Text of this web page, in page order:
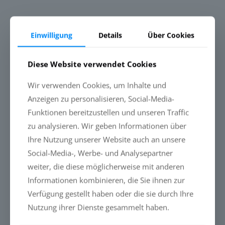
Teilen
Ähnliche Beiträge
CCM ERHÄLT INTERNATIONALEN
INNOVATIONSPREIS
Einwilligung Details Über Cookies
Diese Website verwendet Cookies
Wir verwenden Cookies, um Inhalte und
Anzeigen zu personalisieren, Social-Media-
Funktionen bereitzustellen und unseren Traffic
zu analysieren. Wir geben Informationen über
Ihre Nutzung unserer Website auch an unsere
Social-Media-, Werbe- und Analysepartner
weiter, die diese möglicherweise mit anderen
Informationen kombinieren, die Sie ihnen zur
Verfügung gestellt haben oder die sie durch Ihre
Nutzung ihrer Dienste gesammelt haben.